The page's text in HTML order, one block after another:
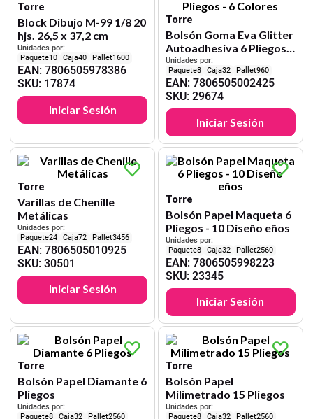
Torre
Block Dibujo M-99 1/8 20
hjs. 26,5 x 37,2 cm
Unidades por:
10
40 1600
EAN:7806505978386
SKU: 17874
Iniciar Sesión
Torre
Bolsón Goma Eva Glitter
Autoadhesiva 6 Pliegos -
6 Colores
Unidades por:
8
32 960
EAN: 7806505002425
SKU: 29674
Iniciar Sesión
Torre
Varillas de Chenille
Metálicas
Unidades por:
24
72 3456
EAN:7806505010925
SKU:30501
Iniciar Sesión
Torre
Bolsón Papel Maqueta 6
Pliegos - 10 Diseño eños
Unidades por:
8
32 2560
EAN: 7806505998223
SKU: 23345
Iniciar Sesión
Torre
Bolsón Papel Diamante 6
Pliegos
Unidades por:
8
32 2560
Torre
Bolsón Papel
Milimetrado 15 Pliegos
Unidades por:
8
32 2560